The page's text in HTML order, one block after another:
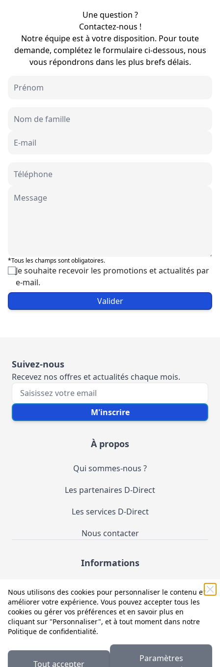
Nous utilisons des cookies pour personnaliser le contenu et
améliorer votre expérience. Vous pouvez accepter tous les
cookies ou gérer vos préférences et en savoir plus en
cliquant sur "Personnaliser", et à tout moment dans notre
Politique de confidentialité.
Tout accepter
Paramètres
Une question ?
Contactez-nous !
Notre équipe est à votre disposition. Pour toute
demande, complétez le formulaire ci-dessous, nous
vous répondrons dans les plus brefs délais.
*Tous les champs sont obligatoires.
Je souhaite recevoir les promotions et actualités par
e-mail.
Valider
Suivez-nous
Recevez nos offres et actualités chaque mois.
Votre e-mail M'inscrire
À propos
Qui sommes-nous ?
Les partenaires D-Direct
Les services D-Direct
Nous contacter
Informations
Demande de catalogue
Mentions légales et CGV
Conditions générales d'utilisation (CGU)
Politique de confidentialité